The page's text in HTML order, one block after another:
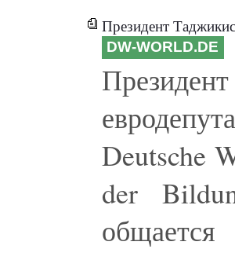
Президент
DW-WORLD.DE
Deutsche
der